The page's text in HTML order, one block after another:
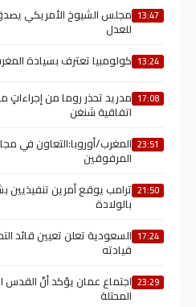
13:47 مجلس الشيوخ الأمريكي
للعدل
13:24 كولومبيا تعترف بسيادة
17:08 مدريد تحذر روما من
اتفاقية شنغن
23:51 المغرب/أوروبا:التعاون في
المرفوقين
21:50 ترامب يوقع أمرين تنفيذيين
بالولادة
17:24 السعودية تعلن تعيين قائد
قيادته
23:29 اجتماع عمان يؤكد أنّ
المحتلة